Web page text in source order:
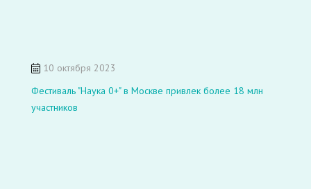
10 октября 2023
Фестиваль "Наука 0+" в Москве привлек более 18 млн
участников